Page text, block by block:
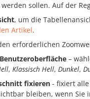
sollen. Auf der
, um die
Artikel.
erforderlichen
–
, Klassisch Hell, Dunkel,
fixieren - fixiert
bleiben, wenn